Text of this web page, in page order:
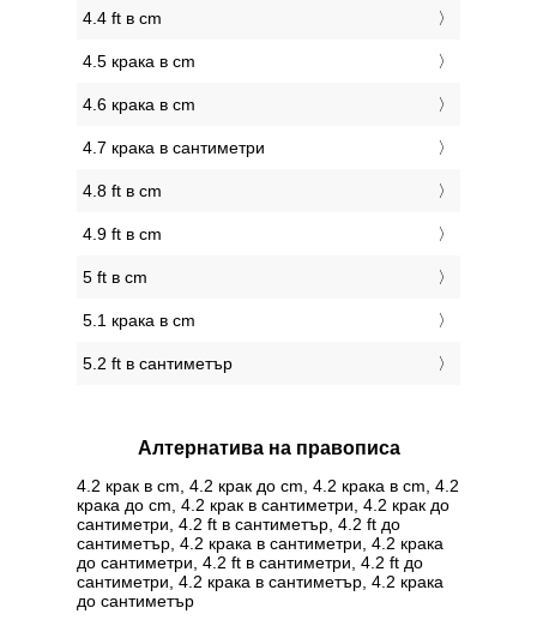
4.4 ft в cm
4.5 крака в cm
4.6 крака в cm
4.7 крака в сантиметри
4.8 ft в cm
4.9 ft в cm
5 ft в cm
5.1 крака в cm
5.2 ft в сантиметър
Алтернатива на правописа
4.2 крак в cm, 4.2 крак до cm, 4.2 крака в cm, 4.2
крака до cm, 4.2 крак в сантиметри, 4.2 крак до
сантиметри, 4.2 ft в сантиметър, 4.2 ft до
сантиметър, 4.2 крака в сантиметри, 4.2 крака
до сантиметри, 4.2 ft в сантиметри, 4.2 ft до
сантиметри, 4.2 крака в сантиметър, 4.2 крака
до сантиметър